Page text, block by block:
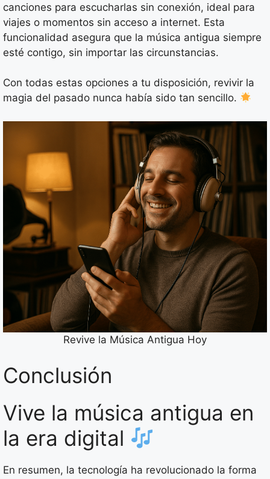
canciones para escucharlas sin conexión, ideal para
viajes o momentos sin acceso a internet. Esta
funcionalidad asegura que la música antigua siempre
esté contigo, sin importar las circunstancias.
Con todas estas opciones a tu disposición, revivir la
magia del pasado nunca había sido tan sencillo.
Revive la Música Antigua Hoy
Conclusión
Vive la música antigua en
la era digital
En resumen, la tecnología ha revolucionado la forma